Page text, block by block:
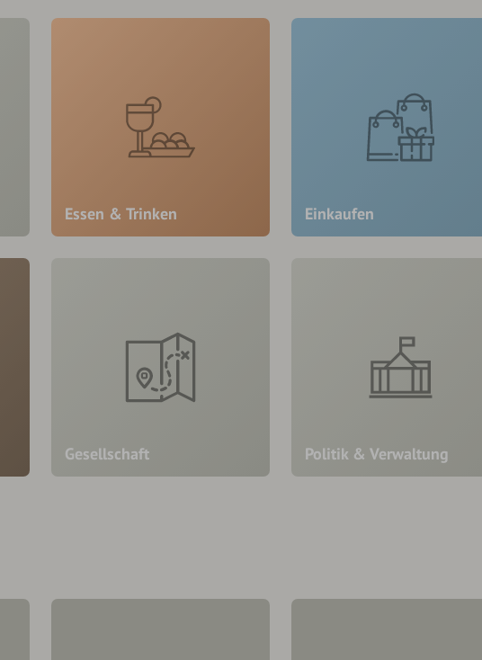
Essen & Trinken Einkaufen
Gesellschaft Politik & Verwaltung